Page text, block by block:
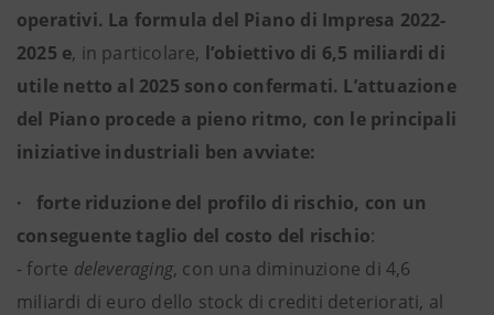
operativi. La formula del Piano di Impresa 2022-
2025 e, in particolare, l’obiettivo di 6,5 miliardi di
utile netto al 2025 sono confermati. L’attuazione
del Piano procede a pieno ritmo, con le principali
iniziative industriali ben avviate:
· forte riduzione del profilo di rischio, con un
conseguente taglio del costo del rischio:
- forte deleveraging, con una diminuzione di 4,6
miliardi di euro dello stock di crediti deteriorati, al